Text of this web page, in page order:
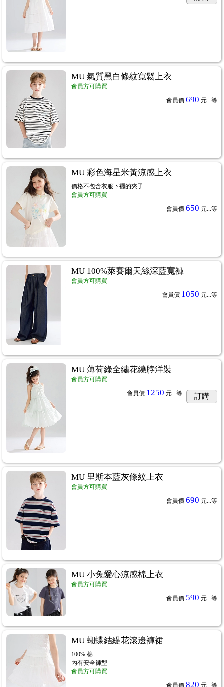
MU 氣質黑白條紋寬鬆上衣
會員方可購買
會員價 690 元... 等
MU 彩色海星米黃涼感上衣
價格不包含衣服下襬的夾子
會員方可購買
會員價 650 元...等
MU 100%萊賽爾天絲深藍寬褲
會員方可購買
會員價 1050 元...等
MU 薄荷綠全繡花繞脖洋裝
會員方可購買
會員價 1250 元...等 訂購
MU 里斯本藍灰條紋上衣
會員方可購買
會員價 690 元...等
MU 小兔愛心涼感棉上衣
會員方可購買
會員價 590 元...等
MU 蝴蝶結緹花滾邊褲裙
100% 棉
內有安全褲型
會員方可購買
會員價 820 元...等